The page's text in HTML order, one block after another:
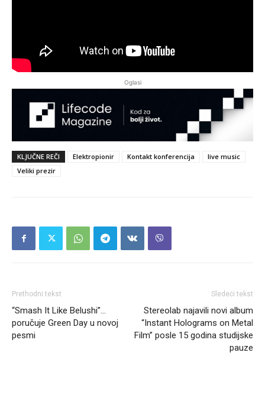
Oglasi
KLJUČNE REČI Elektropionir Kontakt konferencija
live music
Veliki prezir
Prethodni tekst
“Smash It Like Belushi”…
poručuje Green Day u novoj
pesmi
Sledeći tekst
Stereolab najavili novi album
“Instant Holograms on Metal
Film” posle 15 godina studijske
pauze